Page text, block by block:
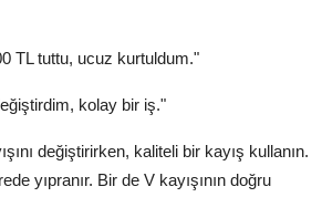
TL tuttu, ucuz kurtuldum."
kolay bir iş."
değiştirirken, kaliteli bir kayış kullanın.
yıpranır. Bir de V kayışının doğru